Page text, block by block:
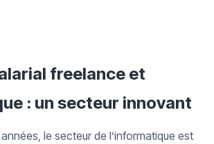
freelance et
: un secteur innovant
le secteur de l’informatique est